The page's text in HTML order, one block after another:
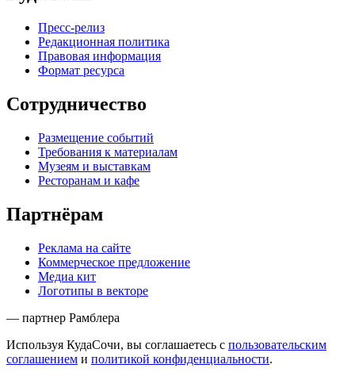
Пресс-релиз
Редакционная политика
Правовая информация
Формат ресурса
Сотрудничество
Размещение событий
Требования к материалам
Музеям и выставкам
Ресторанам и кафе
Партнёрам
Реклама на сайте
Коммерческое предложение
Медиа кит
Логотипы в векторе
— партнер Рамблера
Используя КудаСочи, вы соглашаетесь с пользовательским
соглашением и политикой конфиденциальности.